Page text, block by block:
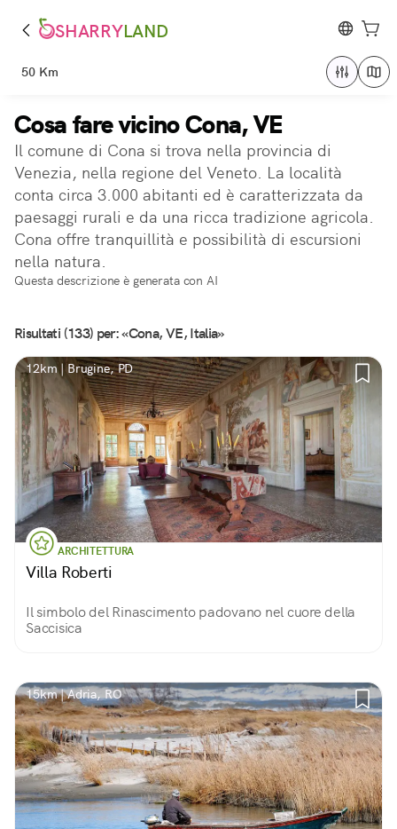
SHARRYLAND
50 Km
Cosa fare vicino Cona, VE
Il comune di Cona si trova nella provincia di
Venezia, nella regione del Veneto. La località
conta circa 3.000 abitanti ed è caratterizzata da
paesaggi rurali e da una ricca tradizione agricola.
Cona offre tranquillità e possibilità di escursioni
nella natura.
Questa descrizione è generata con AI
Risultati (133) per: «Cona, VE, Italia»
12km | Brugine, PD
ARCHITETTURA
Villa Roberti
Il simbolo del Rinascimento padovano nel cuore della
Saccisica
15km | Adria, RO